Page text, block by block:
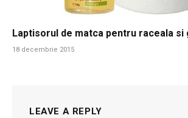
Laptisorul de matca pentru raceala si
18 decembrie 2015
LEAVE A REPLY